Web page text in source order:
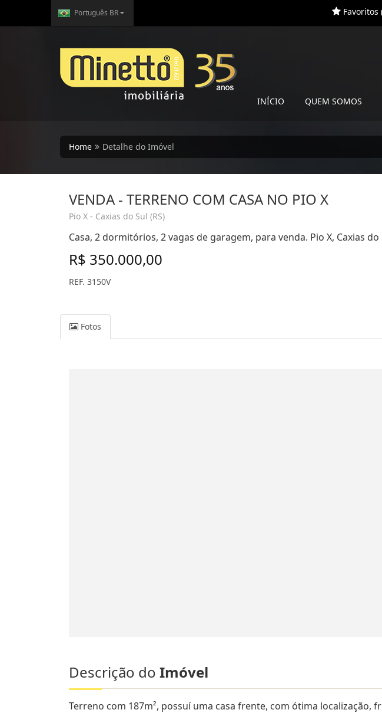
Português BR Favoritos
INÍCIO QUEM SOMOS
Home Detalhe do Imóvel
VENDA - TERRENO COM CASA NO PIO X
Pio X - Caxias do Sul (RS)
Casa, 2 dormitórios, 2 vagas de garagem, para venda. Pio X, Caxias do
R$ 350.000,00
REF. 3150V
Fotos
Descrição do Imóvel
Terreno com 187m², possuí uma casa frente, com ótima localização,